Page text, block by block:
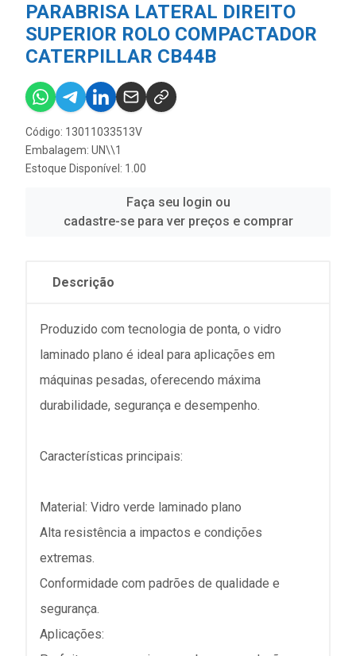
PARABRISA LATERAL DIREITO
SUPERIOR ROLO COMPACTADOR
CATERPILLAR CB44B
Código: 13011033513V
Embalagem: UN\\1
Estoque Disponível: 1.00
Faça seu login ou
cadastre-se para ver preços e comprar
Descrição
Produzido com tecnologia de ponta, o vidro
laminado plano é ideal para aplicações em
máquinas pesadas, oferecendo máxima
durabilidade, segurança e desempenho.
Características principais:
Material: Vidro verde laminado plano
Alta resistência a impactos e condições
extremas.
Conformidade com padrões de qualidade e
segurança.
Aplicações: